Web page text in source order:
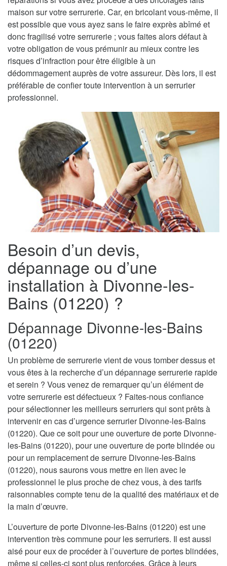
maison sur votre serrurerie. Car, en bricolant vous-même, il
est possible que vous ayez sans le faire exprès abîmé et
donc fragilisé votre serrurerie ; vous faites alors défaut à
votre obligation de vous prémunir au mieux contre les
risques d’infraction pour être éligible à un
dédommagement auprès de votre assureur. Dès lors, il est
préférable de confier toute intervention à un serrurier
professionnel.
Besoin d’un devis,
dépannage ou d’une
installation à Divonne-les-
Bains (01220) ?
Dépannage Divonne-les-Bains
(01220)
Un problème de serrurerie vient de vous tomber dessus et
vous êtes à la recherche d’un dépannage serrurerie rapide
et serein ? Vous venez de remarquer qu’un élément de
votre serrurerie est défectueux ? Faites-nous confiance
pour sélectionner les meilleurs serruriers qui sont prêts à
intervenir en cas d’urgence serrurier Divonne-les-Bains
(01220). Que ce soit pour une ouverture de porte Divonne-
les-Bains (01220), pour une ouverture de porte blindée ou
pour un remplacement de serrure Divonne-les-Bains
(01220), nous saurons vous mettre en lien avec le
professionnel le plus proche de chez vous, à des tarifs
raisonnables compte tenu de la qualité des matériaux et de
la main d’œuvre.
L’ouverture de porte Divonne-les-Bains (01220) est une
intervention très commune pour les serruriers. Il est aussi
aisé pour eux de procéder à l’ouverture de portes blindées,
même si celles-ci sont plus renforcées. Grâce à leurs